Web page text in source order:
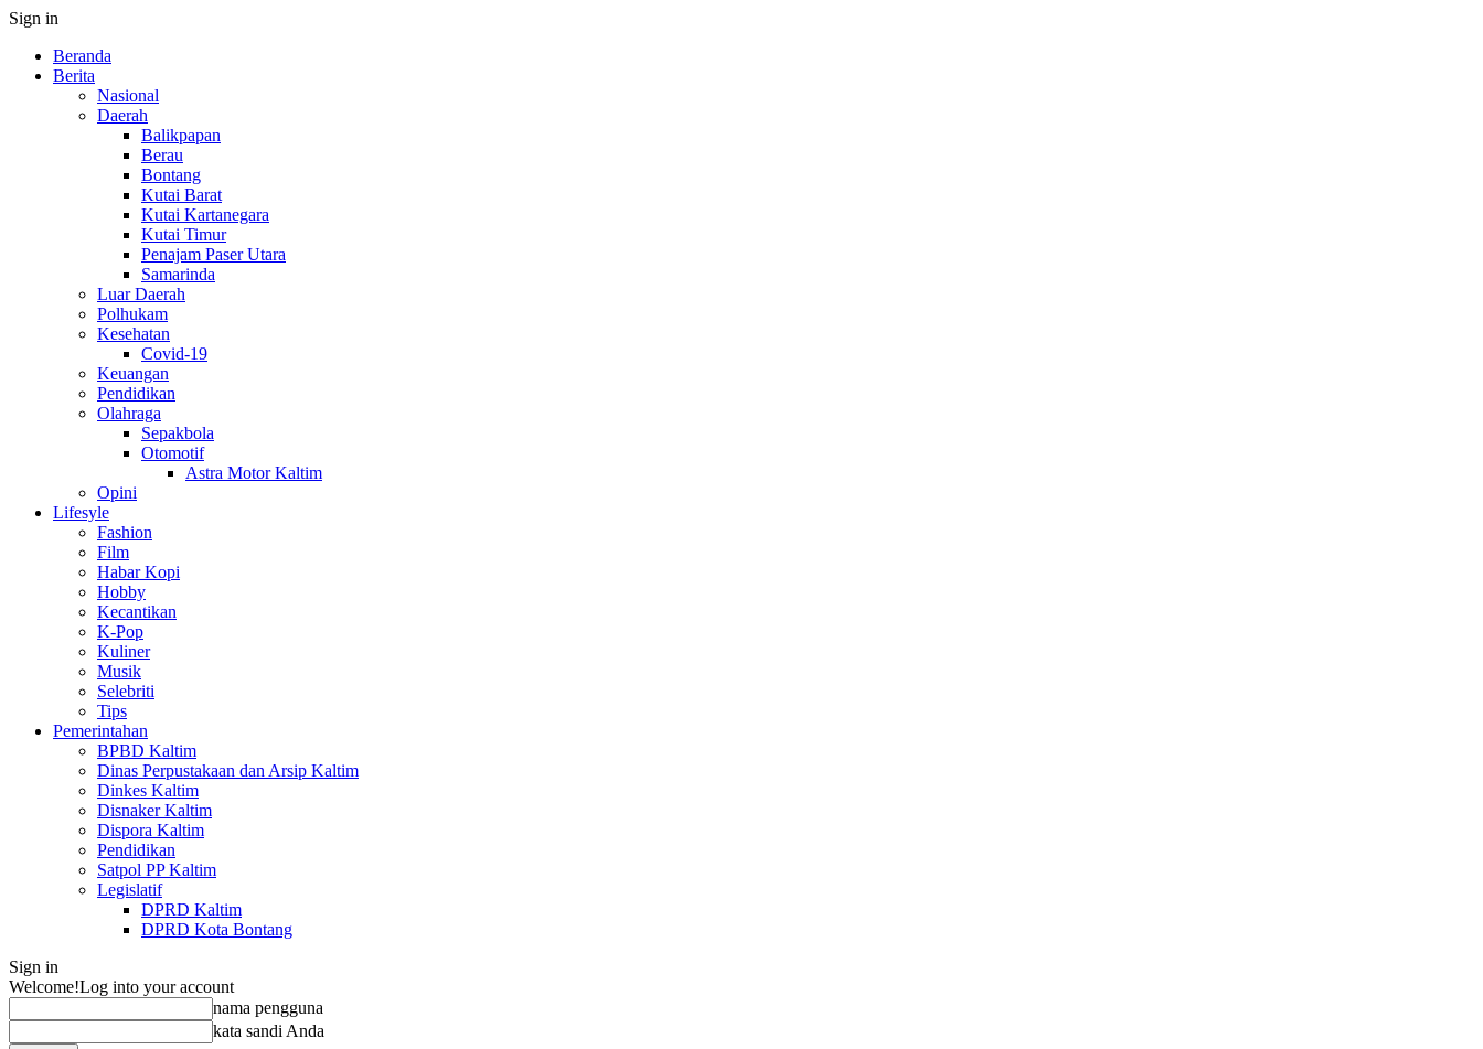
Sign in
Beranda
Berita
Nasional
Daerah
Balikpapan
Berau
Bontang
Kutai Barat
Kutai Kartanegara
Kutai Timur
Penajam Paser Utara
Samarinda
Luar Daerah
Polhukam
Kesehatan
Covid-19
Keuangan
Pendidikan
Olahraga
Sepakbola
Otomotif
Astra Motor Kaltim
Opini
Lifesyle
Fashion
Film
Habar Kopi
Hobby
Kecantikan
K-Pop
Kuliner
Musik
Selebriti
Tips
Pemerintahan
BPBD Kaltim
Dinas Perpustakaan dan Arsip Kaltim
Dinkes Kaltim
Disnaker Kaltim
Dispora Kaltim
Pendidikan
Satpol PP Kaltim
Legislatif
DPRD Kaltim
DPRD Kota Bontang
Sign in
Welcome!Log into your account
nama pengguna
kata sandi Anda